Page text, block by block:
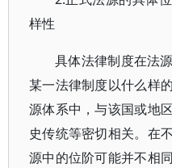
样性
具体法律制度在法
某一法律制度以什么样
源体系中，与该国或地
史传统等密切相关。在
源中的位阶可能并不相